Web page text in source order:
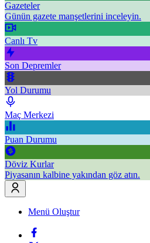
Gazeteler
Günün gazete manşetlerini inceleyin.
Canlı Tv
Son Depremler
Yol Durumu
Maç Merkezi
Puan Durumu
Döviz Kurlar
Piyasanın kalbine yakından göz atın.
Menü Oluştur